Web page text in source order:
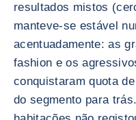
resultados mistos
manteve-se estável
acentuadamente: as
fashion e os
conquistaram quota
do segmento para